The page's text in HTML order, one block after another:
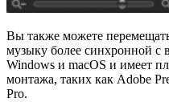
Вы также можете
музыку более синхронной с
Windows и macOS и имеет
монтажа, таких как Adobe
Pro.